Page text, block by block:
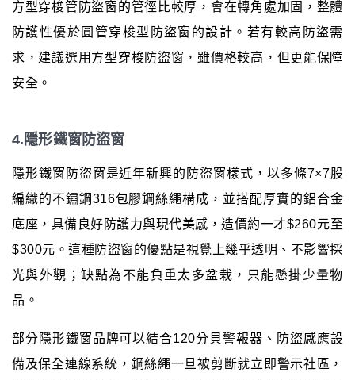
方型穿梭管防盜窗的管徑比較厚，會在轉角處加固，整體
防護性優於圓管穿梭型防盜窗的設計。若有較高防盜需
求，建議選用方型穿梭防盜窗，雖價格較高，但更能保障
安全。
4.隱形鐵窗防盜窗
隱形鐵窗防盜窗是近年新興的防盜窗樣式，以多條7×7股
編織的不鏽鋼316包膠鋼絲繩構成，並搭配厚實的鋁合金
底座，具備良好防護力與現代美感，造價約一才$260元至
$300元。這種防盜窗的優點是視覺上幾乎透明、不影響採
光與外觀；缺點為不能負重太多盆栽，只能懸掛少量物
品。
部分隱形鐵窗品牌可以結合120分貝警報器、防盜感應設
備及保全連線系統，鋼絲繩一旦被剪斷就立即警示社區，